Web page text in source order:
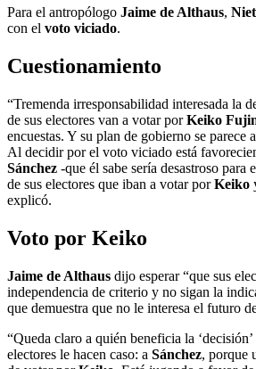
Para el antropólogo Jaime de Althaus,
con el voto viciado.
Cuestionamiento
“Tremenda irresponsabilidad interesada la
de sus electores van a votar porKeiko
encuestas. Y su plan de gobierno se parece
Al decidir por el voto viciado está
Sánchez -que él sabe sería desastroso para
de sus electores que iban a votar porKeiko
explicó.
Voto por Keiko
Jaime de Althaus dijo esperar “que sus
independencia de criterio y no sigan la
que demuestra que no le interesa el futuro
“Queda claro a quién beneficia la
electores le hacen caso: a Sánchez, porque